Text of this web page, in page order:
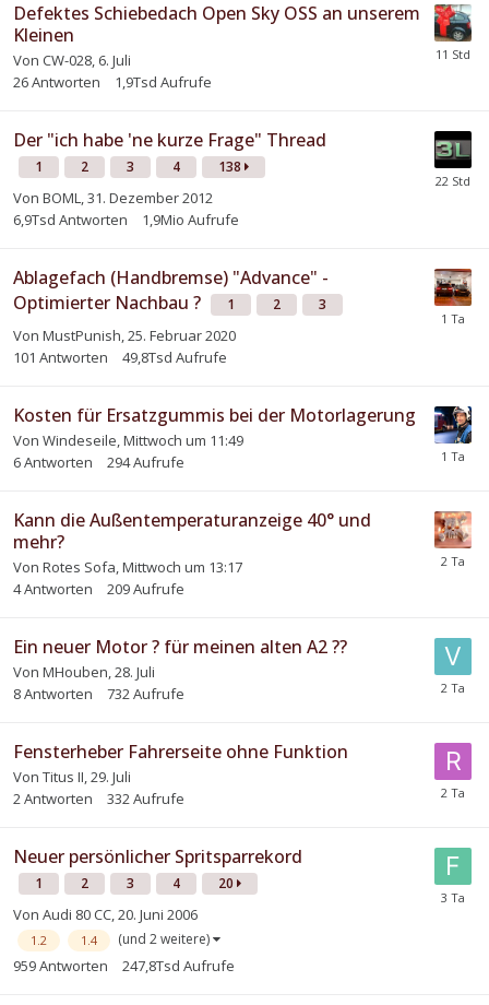
Defektes Schiebedach Open Sky OSS an unserem
Kleinen
Von CW-028, 6. Juli
26Antworten 1,9Tsd Aufrufe
Der "ich habe 'ne kurze Frage" Thread
1 2 3 4 138
Von BOML,31. Dezember 2012
6,9Tsd Antworten 1,9Mio Aufrufe
Ablagefach (Handbremse) "Advance" -
Optimierter Nachbau ?
1 2 3
Von MustPunish,25. Februar 2020
101 Antworten 49,8Tsd Aufrufe
Kosten für Ersatzgummis bei der Motorlagerung
Von Windeseile,Mittwoch um 11:49
6Antworten 294Aufrufe
Kann die Außentemperaturanzeige 40° und
mehr?
Von Rotes Sofa,Mittwoch um 13:17
4Antworten 209Aufrufe
Ein neuer Motor ? für meinen alten A2 ??
Von MHouben,28. Juli
8Antworten 732Aufrufe
Fensterheber Fahrerseite ohne Funktion
Von Titus II,29. Juli
2Antworten 332Aufrufe
Neuer persönlicher Spritsparrekord
1 2 3 4 20
Von Audi 80 CC,20. Juni 2006
1.2 1.4 (und 2 weitere)
959Antworten 247,8Tsd Aufrufe